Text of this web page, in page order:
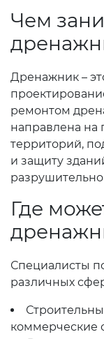
Чем
Дренажник –
ремонтом
направлена на
территорий,
и защиту
Где
Специалисты
различных
коммерческие